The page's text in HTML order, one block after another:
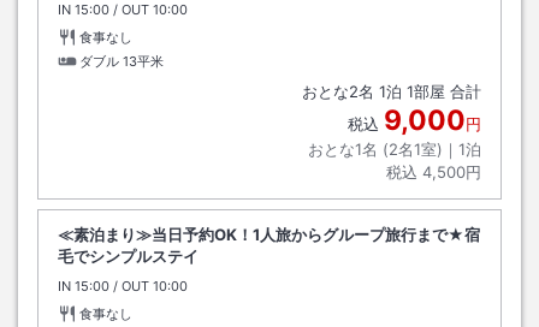
IN チェックイン
15:00 / OUT チェックアウト
10:00
食事なし
ダブル 13平米
おとな2名 1泊 1部屋 合計
税込 9,000円
おとな1名 (2名1室)｜ 1泊
税込 4,500円
≪素泊まり≫当日予約OK！1人旅からグループ旅行まで★宿
毛でシンプルステイ
IN チェックイン
15:00 / OUT チェックアウト
10:00
食事なし